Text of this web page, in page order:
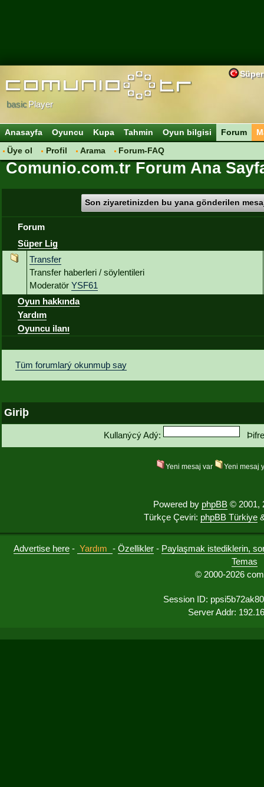
basicPlayer
Anasayfa Oyuncu Kupa Tahmin Oyun bilgisi
Forum
Üye ol
Profil Arama Forum-FAQ
Comunio.com.tr Forum Ana
Son ziyaretinizden bu yana gönderilen
Forum
Süper Lig
Transfer
Transfer haberleri / söylentileri
Moderatör YSF61
Oyun hakkında
Yardım
Oyuncu ilanı
Tüm forumlarý okunmuþ say
Giriþ
Kullanýcý Adý:
Yeni mesaj var Yeni mesaj
Powered by phpBB © 2001,
Türkçe Çeviri: phpBB Türkiye
Advertise here - Yardım - Özellikler - Paylaşmak istediklerin,
Temas
© 2000-2026
Session ID:
Server Addr: